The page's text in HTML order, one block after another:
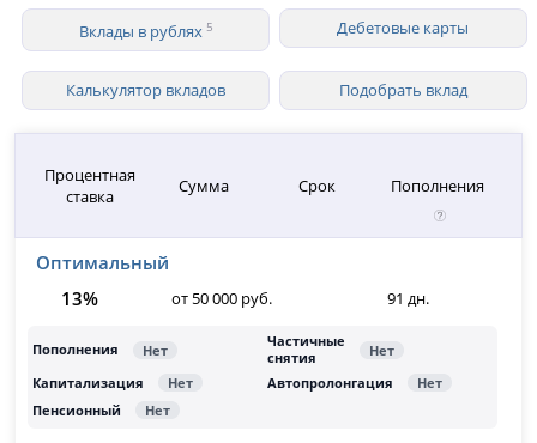
Вклады в рублях 5 Дебетовые карты
Калькулятор вкладов Подобрать вклад
Процентная
ставка
Сумма Срок Пополнения
Оптимальный
13%
от 50 000 руб. 91 дн.